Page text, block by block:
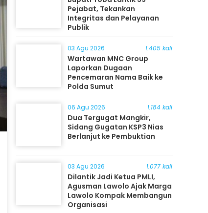
Pejabat, Tekankan
Integritas dan Pelayanan
Publik
03 Agu 2026 1.405 kali
Wartawan MNC Group
Laporkan Dugaan
Pencemaran Nama Baik ke
Polda Sumut
06 Agu 2026 1.184 kali
Dua Tergugat Mangkir,
Sidang Gugatan KSP3 Nias
Berlanjut ke Pembuktian
03 Agu 2026 1.077 kali
Dilantik Jadi Ketua PMLI,
Agusman Lawolo Ajak Marga
Lawolo Kompak Membangun
Organisasi